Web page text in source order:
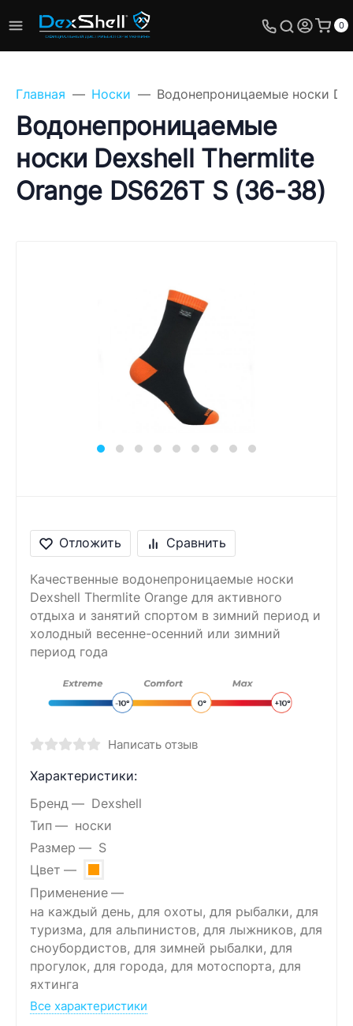
0
Главная Носки Водонепроницаемые носки
Водонепроницаемые
носки Dexshell Thermlite
Orange DS626T S (36-38)
Отложить Сравнить
Качественные водонепроницаемые носки
Dexshell Thermlite Orange для активного
отдыха и занятий спортом в зимний период и
холодный весенне-осенний или зимний
период года
Написать отзыв
Характеристики:
Бренд
Dexshell
Тип
носки
Размер
S
Цвет
Применение
на каждый день, для охоты, для рыбалки, для
туризма, для альпинистов, для лыжников, для
сноубордистов, для зимней рыбалки, для
прогулок, для города, для мотоспорта, для
яхтинга
Все характеристики
Задайте свой вопрос,
мы обязательно
ответим!